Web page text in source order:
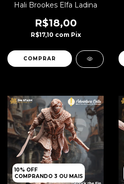
Hali Brookes Elfa Ladina
R$18,00
R$17,10 com Pix
10% OFF
COMPRANDO 3 OU MAIS